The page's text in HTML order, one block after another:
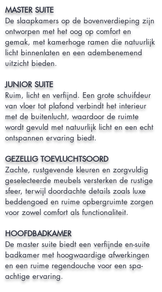
MASTER SUITE
De slaapkamers op de bovenverdieping zijn
ontworpen met het oog op comfort en
gemak, met kamerhoge ramen die natuurlijk
licht binnenlaten en een adembenemend
uitzicht bieden.
JUNIOR SUITE
Ruim, licht en verfijnd. Een grote schuifdeur
van vloer tot plafond verbindt het interieur
met de buitenlucht, waardoor de ruimte
wordt gevuld met natuurlijk licht en een echt
ontspannen ervaring biedt.
GEZELLIG TOEVLUCHTSOORD
Zachte, rustgevende kleuren en zorgvuldig
geselecteerde meubels versterken de rustige
sfeer, terwijl doordachte details zoals luxe
beddengoed en ruime opbergruimte zorgen
voor zowel comfort als functionaliteit.
HOOFDBADKAMER
De master suite biedt een verfijnde en-suite
badkamer met hoogwaardige afwerkingen
en een ruime regendouche voor een spa-
achtige ervaring.